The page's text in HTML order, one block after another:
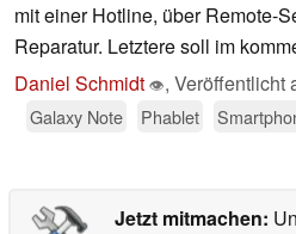
mit einer Hotline, über Remote-
Reparatur. Letztere soll im
Daniel Schmidt 👁, Veröffentlicht
Galaxy Note
Phablet
Jetzt mitmachen: